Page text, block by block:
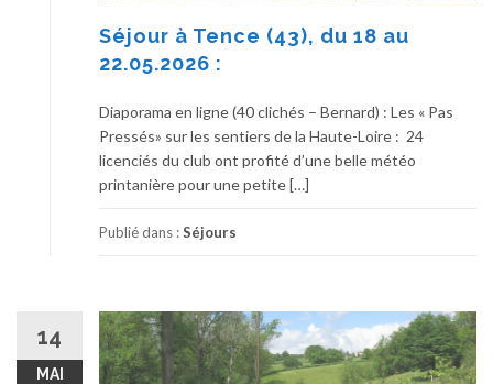
Séjour à Tence (43), du 18 au
22.05.2026 :
Diaporama en ligne (40 clichés – Bernard) : Les « Pas
Pressés» sur les sentiers de la Haute-Loire : 24
licenciés du club ont profité d’une belle météo
printanière pour une petite […]
Publié dans :Séjours
14
MAI